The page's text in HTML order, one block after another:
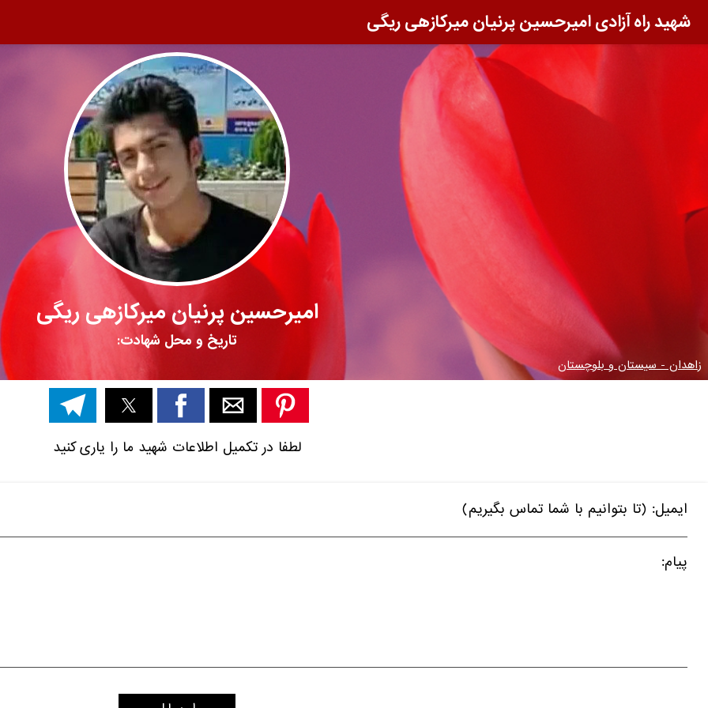
شهید راه آزادی امیرحسین پرنیان میرکازهی ریگی
امیرحسین پرنیان میرکازهی ریگی
تاریخ و محل شهادت:
زاهدان - سیستان و بلوچستان
لطفا در تکمیل اطلاعات شهید ما را یاری کنید
ایمیل: (تا بتوانیم با شما تماس بگیریم)
پیام: